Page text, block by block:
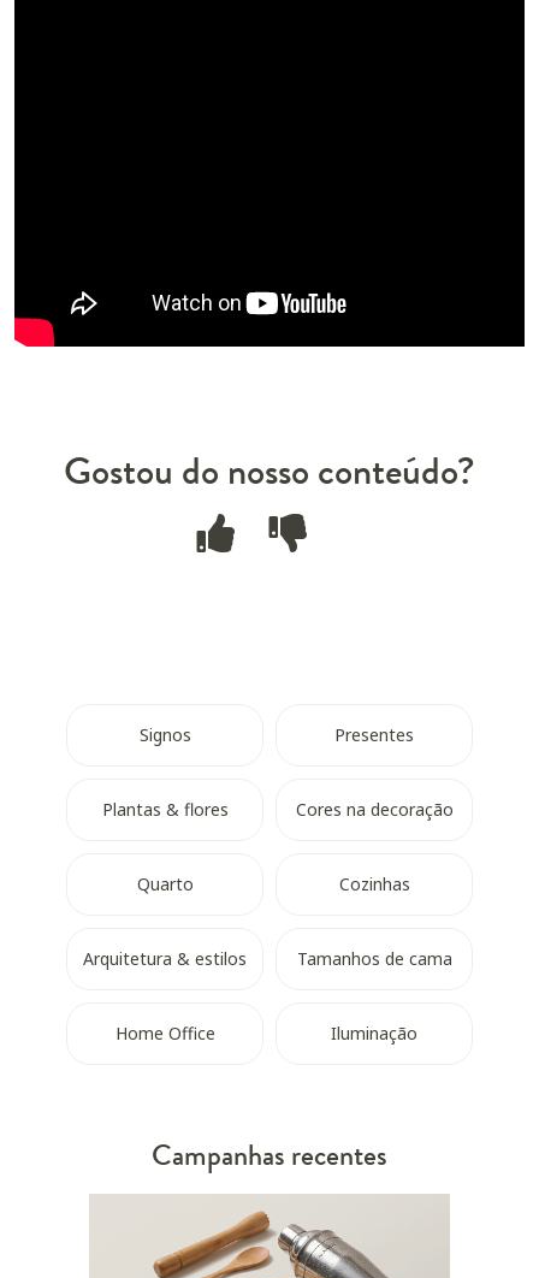
Gostou do nosso conteúdo?
Signos Presentes
Plantas & flores Cores na decoração
Quarto Cozinhas
Arquitetura & estilos Tamanhos de cama
Home Office Iluminação
Campanhas recentes